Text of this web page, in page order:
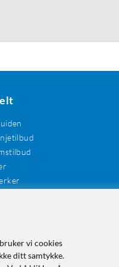
vi cookies
ditt samtykke.